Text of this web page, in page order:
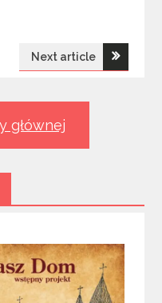
Next article
głównej